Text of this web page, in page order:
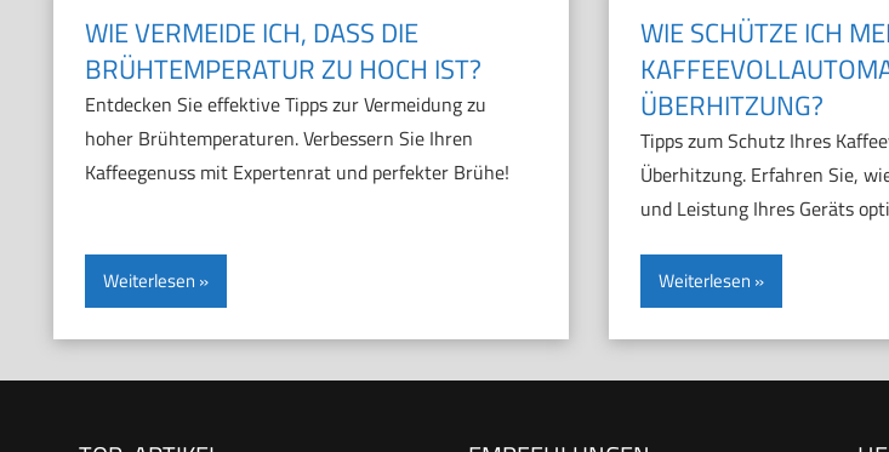
WIE VERMEIDE ICH, DASS DIE
BRÜHTEMPERATUR ZU HOCH IST?
Entdecken Sie effektive Tipps zur Vermeidung zu
hoher Brühtemperaturen. Verbessern Sie Ihren
Kaffeegenuss mit Expertenrat und perfekter Brühe!
Weiterlesen
WIE SCHÜTZE ICH
ÜBERHITZUNG?
Tipps zum Schutz Ihres
Überhitzung. Erfahren Sie,
und Leistung Ihres Geräts
Weiterlesen